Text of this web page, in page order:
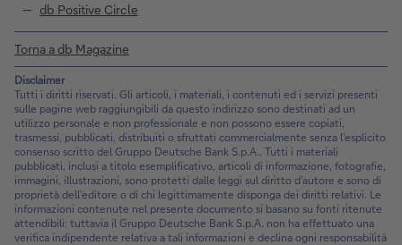
db Positive Circle
Torna a db Magazine
Disclaimer
Tutti i diritti riservati. Gli articoli, i materiali, i contenuti ed i servizi presenti
sulle pagine web raggiungibili da questo indirizzo sono destinati ad un
utilizzo personale e non professionale e non possono essere copiati,
trasmessi, pubblicati, distribuiti o sfruttati commercialmente senza l’esplicito
consenso scritto del Gruppo Deutsche Bank S.p.A.. Tutti i materiali
pubblicati, inclusi a titolo esemplificativo, articoli di informazione, fotografie,
immagini, illustrazioni, sono protetti dalle leggi sul diritto d’autore e sono di
proprietà dell’editore o di chi legittimamente disponga dei diritti relativi. Le
informazioni contenute nel presente documento si basano su fonti ritenute
attendibili: tuttavia il Gruppo Deutsche Bank S.p.A. non ha effettuato una
verifica indipendente relativa a tali informazioni e declina ogni responsabilità